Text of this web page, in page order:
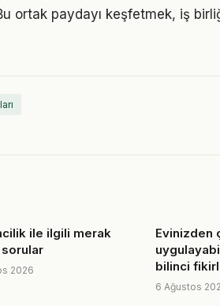
ortak paydayı keşfetmek, iş
ile ilgili merak
2026
Evinizden
bilinci
6 Ağustos